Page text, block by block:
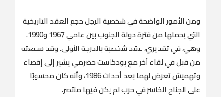
ومن الأمور الواضحة في شخصية الرجل حجم العقد التاريخية
التي يحملها من فترة دولة الجنوب بين عامي 1967 و1990.
وهي، في تقديري، عقد شخصية بالدرجة الأولى. وقد سمعته
من قبل في لقاء آخر مع بودكاست حضرمي يشير إلى إقصاء
وتهميش تعرض لهما بعد أحداث 1986، وأنه كان محسوبًا
على الجناح الخاسر في حرب لم يكن فيها منتصر.